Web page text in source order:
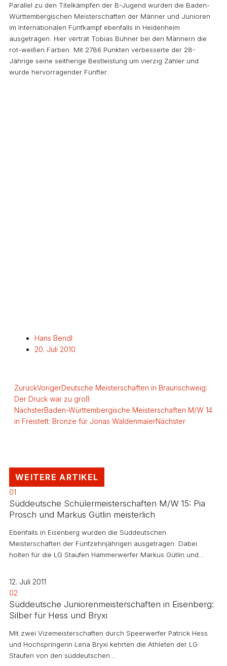
Parallel zu den Titelkämpfen der B-Jugend wurden die Baden-
Württembergischen Meisterschaften der Männer und Junioren
im Internationalen Fünfkampf ebenfalls in Heidenheim
ausgetragen. Hier vertrat Tobias Bühner bei den Männern die
rot-weißen Farben. Mit 2786 Punkten verbesserte der 28-
Jährige seine seitherige Bestleistung um vierzig Zähler und
wurde hervorragender Fünfter.
Hans Bendl
20. Juli 2010
ZurückVorigerDeutsche Meisterschaften in Braunschweig:
Der Druck war zu groß
NächsterBaden-Württembergische Meisterschaften M/W 14
in Freistett: Bronze für Jonas WaldenmaierNächster
WEITERE ARTIKEL
01
Süddeutsche Schülermeisterschaften M/W 15: Pia
Prosch und Markus Gütlin meisterlich
Ebenfalls in Eisenberg wurden die Süddeutschen
Meisterschaften der Fünfzehnjährigen ausgetragen. Dabei
holten für die LG Staufen Hammerwerfer Markus Gütlin und…
12. Juli 2011
02
Süddeutsche Juniorenmeisterschaften in Eisenberg:
Silber für Hess und Bryxi
Mit zwei Vizemeisterschaften durch Speerwerfer Patrick Hess
und Hochspringerin Lena Bryxi kehrten die Athleten der LG
Staufen von den süddeutschen…